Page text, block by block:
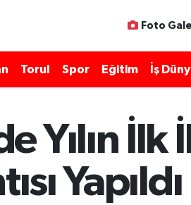
Foto
Torul Spor Eğitim İş
Yılın
Yapıldı